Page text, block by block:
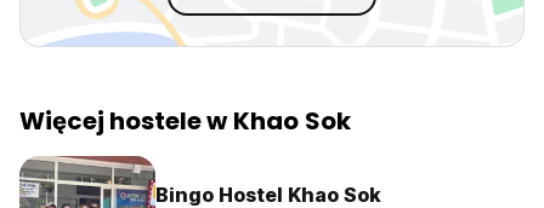
Więcej hostele w Khao Sok
Bingo Hostel Khao Sok